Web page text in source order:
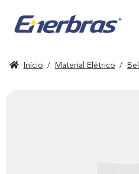
Início / Material Elétrico /